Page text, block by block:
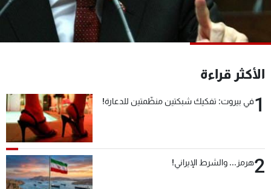
الأكثر قراءة
1في بيروت: تفكيك شبكتين منظّمتين للدعارة!
2هرمز... والشرط الإيراني!
شاهد البرامج
الترددات
عن MTV
الإنـتـاج
شروط الإسـتخدام
سياسة الخصوصية